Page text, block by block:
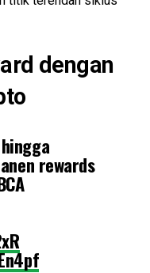
dengan
rewards